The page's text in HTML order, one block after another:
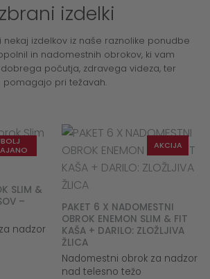
izdelki
nekaj izdelkov iz naše raznolike ponudbe
in nadomestnih obrokov, ki vam
počutja, zdravega videza, ter
pomagajo pri težavah.
SLIM &
–
nadzor
AKCIJA
PAKET 6 X NADOMESTNI
OBROK ENEMON SLIM & FIT
KAŠA + DARILO: ZLOŽLJIVA
ŽLICA
Nadomestni obrok za nadzor
nad telesno težo